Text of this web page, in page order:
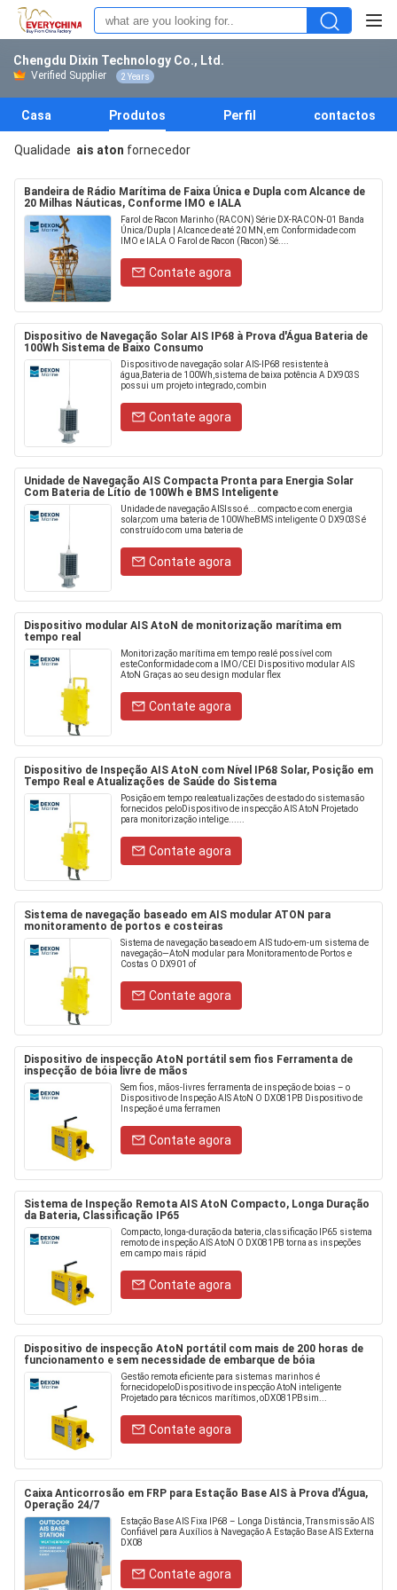
Chengdu Dixin Technology Co., Ltd.
Verified Supplier 2 Years
Casa Produtos Perfil contactos
Qualidade ais aton fornecedor
Bandeira de Rádio Marítima de Faixa Única e Dupla com Alcance de
20 Milhas Náuticas, Conforme IMO e IALA
Farol de Racon Marinho (RACON) Série DX-RACON-01 Banda
Única/Dupla | Alcance de até 20 MN, em Conformidade com
IMO e IALA O Farol de Racon (Racon) Sé....
Contate agora
Dispositivo de Navegação Solar AIS IP68 à Prova d'Água Bateria de
100Wh Sistema de Baixo Consumo
Dispositivo de navegação solar AIS-IP68 resistente à
água,Bateria de 100Wh,sistema de baixa potência A DX903S
possui um projeto integrado, combin
Contate agora
Unidade de Navegação AIS Compacta Pronta para Energia Solar
Com Bateria de Lítio de 100Wh e BMS Inteligente
Unidade de navegação AISIsso é... compacto e com energia
solar,com uma bateria de 100WheBMS inteligente O DX903S é
construído com uma bateria de
Contate agora
Dispositivo modular AIS AtoN de monitorização marítima em
tempo real
Monitorização marítima em tempo realé possível com
esteConformidade com a IMO/CEI Dispositivo modular AIS
AtoN Graças ao seu design modular flex
Contate agora
Dispositivo de Inspeção AIS AtoN com Nível IP68 Solar, Posição em
Tempo Real e Atualizações de Saúde do Sistema
Posição em tempo realeatualizações de estado do sistemasão
fornecidos peloDispositivo de inspecção AIS AtoN Projetado
para monitorização intelige......
Contate agora
Sistema de navegação baseado em AIS modular ATON para
monitoramento de portos e costeiras
Sistema de navegação baseado em AIS tudo-em-um sistema de
navegação—AtoN modular para Monitoramento de Portos e
Costas O DX901 of
Contate agora
Dispositivo de inspecção AtoN portátil sem fios Ferramenta de
inspecção de bóia livre de mãos
Sem fios, mãos-livres ferramenta de inspeção de boias – o
Dispositivo de Inspeção AIS AtoN O DX081PB Dispositivo de
Inspeção é uma ferramen
Contate agora
Sistema de Inspeção Remota AIS AtoN Compacto, Longa Duração
da Bateria, Classificação IP65
Compacto, longa-duração da bateria, classificação IP65 sistema
remoto de inspeção AIS AtoN O DX081PB torna as inspeções
em campo mais rápid
Contate agora
Dispositivo de inspecção AtoN portátil com mais de 200 horas de
funcionamento e sem necessidade de embarque de bóia
Gestão remota eficiente para sistemas marinhos é
fornecidopeloDispositivo de inspecção AtoN inteligente
Projetado para técnicos marítimos, oDX081PBsim...
Contate agora
Caixa Anticorrosão em FRP para Estação Base AIS à Prova d'Água,
Operação 24/7
Estação Base AIS Fixa IP68 – Longa Distância, Transmissão AIS
Confiável para Auxílios à Navegação A Estação Base AIS Externa
DX08
Contate agora